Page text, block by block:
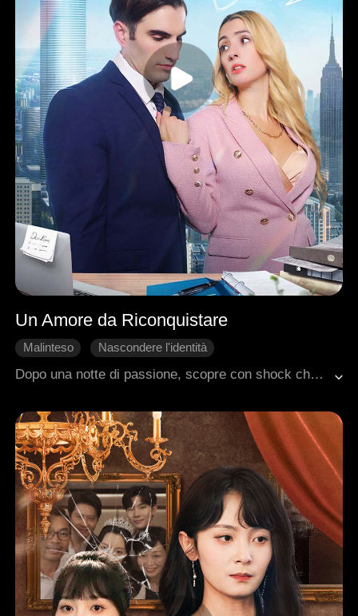
Un Amore da Riconquistare
Malinteso
Nascondere l'identità
Amore difficile da conquistare
Dolcezza
Dopo una notte di passione, scopre con shock che l'uomo con cui è stata è il suo fidanzato mai incontrato di cinque anni, che ora vuole troncare il loro impegno. Lei va avanti, ma il destino li riporta insieme. Lui non sa che lei è la sua ex fidanzata, e lei non può rivelare la verità a causa di un malinteso. Riuscirà lui a riconquistare il suo cuore? Potranno riparare la loro relazione spezzata e ricominciare da capo?